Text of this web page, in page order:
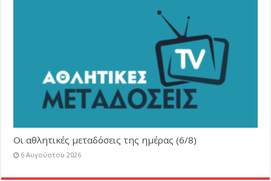
Οι αθλητικές μεταδόσεις της ημέρας (6/8)
6 Αυγούστου 2026